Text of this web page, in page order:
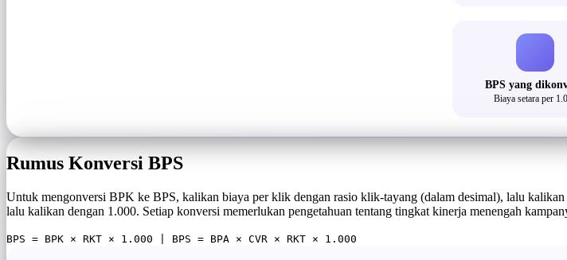
BPS yang
Biaya setara per
Rumus Konversi BPS
Untuk mengonversi BPK ke BPS, kalikan biaya per klik dengan rasio klik-tayang (dalam desimal), lalu
lalu kalikan dengan 1.000. Setiap konversi memerlukan pengetahuan tentang tingkat kinerja menengah
BPS = BPK × RKT × 1.000 | BPS = BPA × CVR × RKT × 1.000